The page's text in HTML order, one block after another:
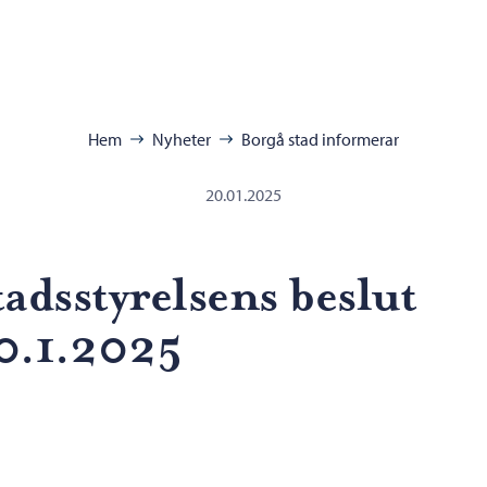
Hem Nyheter Borgå stad informerar
20.01.2025
beslut